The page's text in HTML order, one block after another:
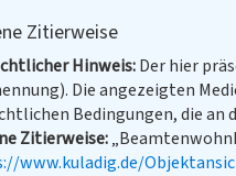
Zitierweise
Hinweis Der hier
Die angezeigten
Bedingungen, die an
Zitierweise
www.kuladig.de/